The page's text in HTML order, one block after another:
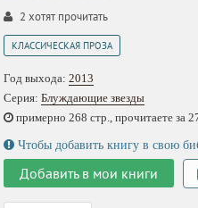
2 хотят прочитать
КЛАССИЧЕСКАЯ ПРОЗА
Год выхода: 2013
Серия: Блуждающие звезды
примерно 268 стр., прочитаете за
Чтобы добавить книгу в свою
Добавить в мои книги